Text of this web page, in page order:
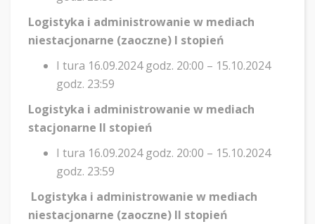
Logistyka i administrowanie w mediach
niestacjonarne (zaoczne) I stopień
I tura 16.09.2024 godz. 20:00 – 15.10.2024
godz. 23:59
Logistyka i administrowanie w mediach
stacjonarne II stopień
I tura 16.09.2024 godz. 20:00 – 15.10.2024
godz. 23:59
Logistyka i administrowanie w mediach
niestacjonarne (zaoczne) II stopień